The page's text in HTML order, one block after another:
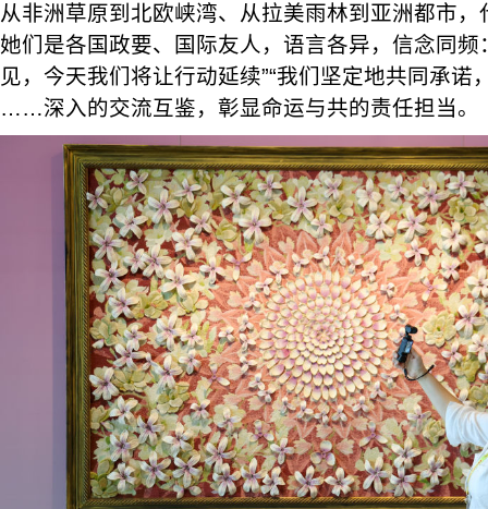
从非洲草原到北欧峡湾、从拉美雨林到亚洲都市
她们是各国政要、国际友人，语言各异，信念同频
见，今天我们将让行动延续”“我们坚定地共同承诺
……深入的交流互鉴，彰显命运与共的责任担当。